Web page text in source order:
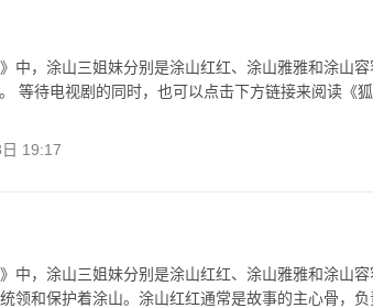
中，涂山三姐妹分别是涂山红红、涂山雅雅和涂山
等待电视剧的同时，也可以点击下方链接来阅读《
19:17
中，涂山三姐妹分别是涂山红红、涂山雅雅和涂山
领和保护着涂山。涂山红红通常是故事的主心骨，